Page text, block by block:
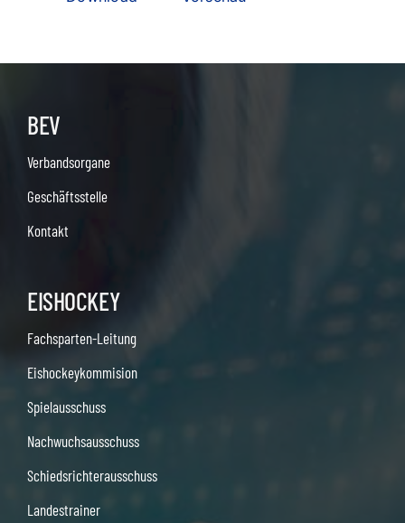
BEV
Verbandsorgane
Geschäftsstelle
Kontakt
EISHOCKEY
Fachsparten-Leitung
Eishockeykommision
Spielausschuss
Nachwuchsausschuss
Schiedsrichterausschuss
Landestrainer